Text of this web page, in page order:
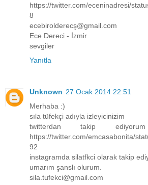
https://twitter.com/eceninadresi/
8
ecebirolderecş@gmail.com
Ece Dereci - İzmir
sevgiler
Yanıtla
Unknown 27 Ocak 2014 22:51
Merhaba :)
sıla tüfekçi adıyla izleyicinizim
twitterdan takip
https://twitter.com/emcasabonita/
92
instagramda silatfkci olarak takip
umarım şanslı olurum.
sila.tufekci@gmail.com